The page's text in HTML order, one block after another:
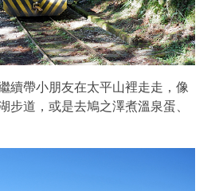
續帶小朋友在太平山裡走走，像
步道，或是去鳩之澤煮溫泉蛋、